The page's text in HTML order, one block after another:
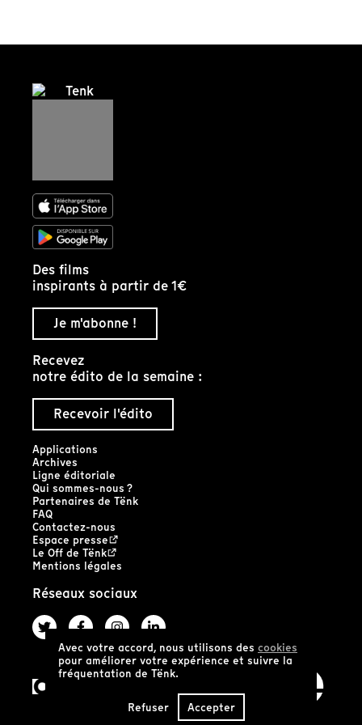
Avec votre accord, nous utilisons des cookies
pour améliorer votre expérience et suivre la
fréquentation de Tënk.
Refuser Accepter
Des films
inspirants à partir de 1€
Je m'abonne !
Recevez
notre édito de la semaine :
Recevoir l'édito
Applications
Archives
Ligne éditoriale
Qui sommes-nous ?
Partenaires de Tënk
FAQ
Contactez-nous
Espace presse
Le Off de Tënk
Mentions légales
Réseaux sociaux